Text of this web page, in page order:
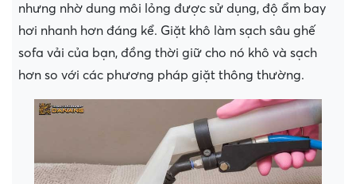
nhưng nhờ dung môi lỏng được sử dụng, độ ẩm bay
hơi nhanh hơn đáng kể. Giặt khô làm sạch sâu ghế
sofa vải của bạn, đồng thời giữ cho nó khô và sạch
hơn so với các phương pháp giặt thông thường.